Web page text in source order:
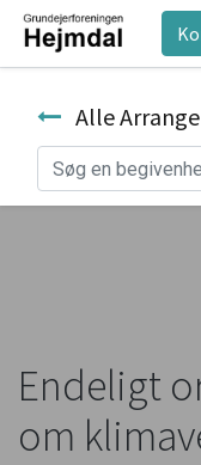
Alle
Endeligt
om